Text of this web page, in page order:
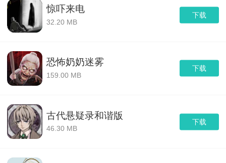
下载
惊吓来电
32.20 MB
下载
恐怖奶奶迷雾
159.00 MB
下载
古代悬疑录和谐版
46.30 MB